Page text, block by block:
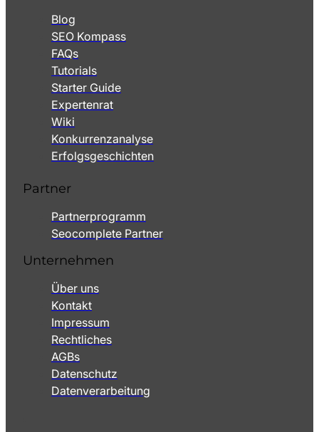
Blog
SEO Kompass
FAQs
Tutorials
Starter Guide
Expertenrat
Wiki
Konkurrenzanalyse
Erfolgsgeschichten
Partner
Partnerprogramm
Seocomplete Partner
Unternehmen
Über uns
Kontakt
Impressum
Rechtliches
AGBs
Datenschutz
Datenverarbeitung